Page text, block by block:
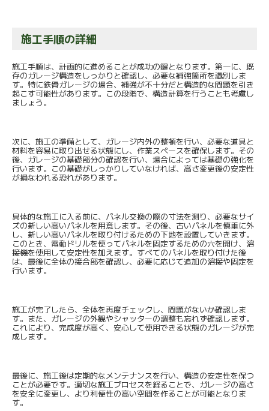
施工手順の詳細
施工手順は、計画的に進めることが成功の鍵となります。第一に、既
存のガレージ構造をしっかりと確認し、必要な補強箇所を識別しま
す。特に鉄骨ガレージの場合、補強が不十分だと構造的な問題を引き
起こす可能性があります。この段階で、構造計算を行うことも考慮し
ましょう。
次に、施工の準備として、ガレージ内外の整頓を行い、必要な道具と
材料を容易に取り出せる状態にし、作業スペースを確保します。その
後、ガレージの基礎部分の確認を行い、場合によっては基礎の強化を
行います。この基礎がしっかりしていなければ、高さ変更後の安定性
が損なわれる恐れがあります。
具体的な施工に入る前に、パネル交換の際の寸法を測り、必要なサイ
ズの新しい高いパネルを用意します。その後、古いパネルを慎重に外
し、新しい高いパネルを取り付けるための下地を設置していきます。
このとき、電動ドリルを使ってパネルを固定するための穴を開け、溶
接機を使用して安定性を加えます。すべてのパネルを取り付けた後
は、最後に全体の接合部を確認し、必要に応じて追加の溶接や固定を
行います。
施工が完了したら、全体を再度チェックし、問題がないか確認しま
す。また、ガレージの外観やシャッターの調整も忘れず確認します。
これにより、完成度が高く、安心して使用できる状態のガレージが完
成します。
最後に、施工後は定期的なメンテナンスを行い、構造の安定性を保つ
ことが必要です。適切な施工プロセスを経ることで、ガレージの高さ
を安全に変更し、より利便性の高い空間を作ることが可能となりま
す。